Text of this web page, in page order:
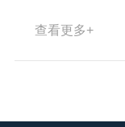
织各地党员、
报告，学习领
查看更多+